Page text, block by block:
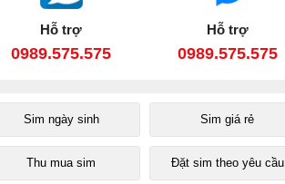
Hỗ trợ
0989.575.575
Hỗ trợ
0989.575.575
Sim ngày sinh Sim giá rẻ
Thu mua sim Đặt sim theo yêu cầu